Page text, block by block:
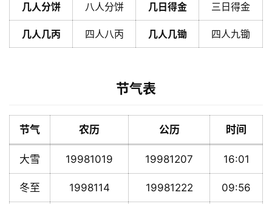
几人分饼 八人分饼 几日得金 三日得金
几人几丙 四人八丙 几人几锄 四人九锄
节气表
节气 农历 公历 时间
大雪 19981019 19981207 16:01
冬至 1998114 19981222 09:56